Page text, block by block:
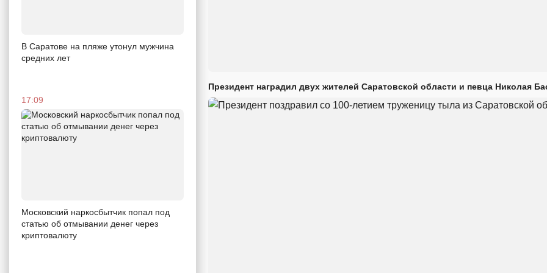
В Саратове на пляже утонул мужчина
средних лет
17:09
Московский наркосбытчик попал под
статью об отмывании денег через
криптовалюту
Президент наградил двух жителей Саратовской области и певца Николая